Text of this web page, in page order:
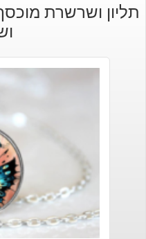
תליון ושרשרת